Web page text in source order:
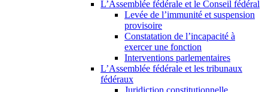
L’Assemblée fédérale et le Conseil fédéral
Levée de l’immunité et suspension
provisoire
Constatation de l’incapacité à
exercer une fonction
Interventions parlementaires
L’Assemblée fédérale et les tribunaux
fédéraux